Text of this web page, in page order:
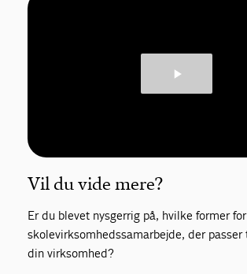
Vil du vide mere?
Er du blevet nysgerrig på, hvilke former for
skolevirksomhedssamarbejde, der
din virksomhed?